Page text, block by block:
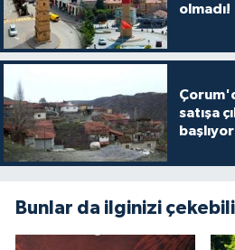
olmadı!
satışa
başlıyor
Bunlar da ilginizi